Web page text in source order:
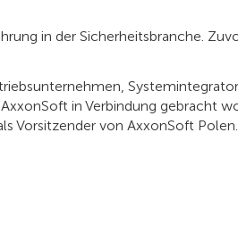
in der Sicherheitsbranche.
in Verbindung gebracht
Vorsitzender von AxxonSoft Polen.